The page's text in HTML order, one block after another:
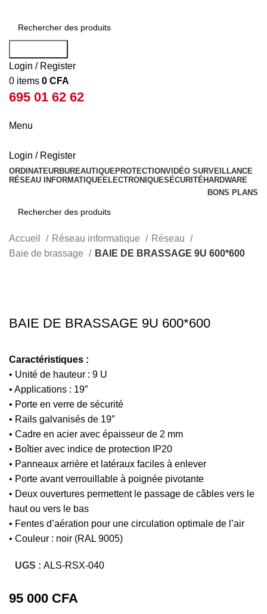
Login / Register
0 items 0 CFA
695 01 62 62
Menu
Login / Register
ORDINATEURBUREAUTIQUEPROTECTIONVIDÉO SURVEILLANCE
RÉSEAU INFORMATIQUEELECTRONIQUESÉCURITÉHARDWARE
BONS PLANS
Rechercher
Accueil Réseau informatique
Réseau
Baie de brassage
BAIE DE BRASSAGE 9U 600*600
BAIE DE BRASSAGE 9U 600*600
Caractéristiques :
• Unité de hauteur : 9 U
• Applications : 19″
• Porte en verre de sécurité
• Rails galvanisés de 19″
• Cadre en acier avec épaisseur de 2 mm
• Boîtier avec indice de protection IP20
• Panneaux arrière et latéraux faciles à enlever
• Porte avant verrouillable à poignée pivotante
• Deux ouvertures permettent le passage de câbles vers le
haut ou vers le bas
• Fentes d’aération pour une circulation optimale de l’air
• Couleur : noir (RAL 9005)
UGS : ALS-RSX-040
CFA